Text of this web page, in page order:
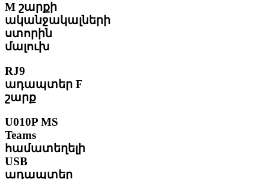
M շարքի
ականջակալների
ստորին
մալուխ
RJ9
ադապտեր F
շարք
U010P MS
Teams
համատեղելի
USB
ադապտեր